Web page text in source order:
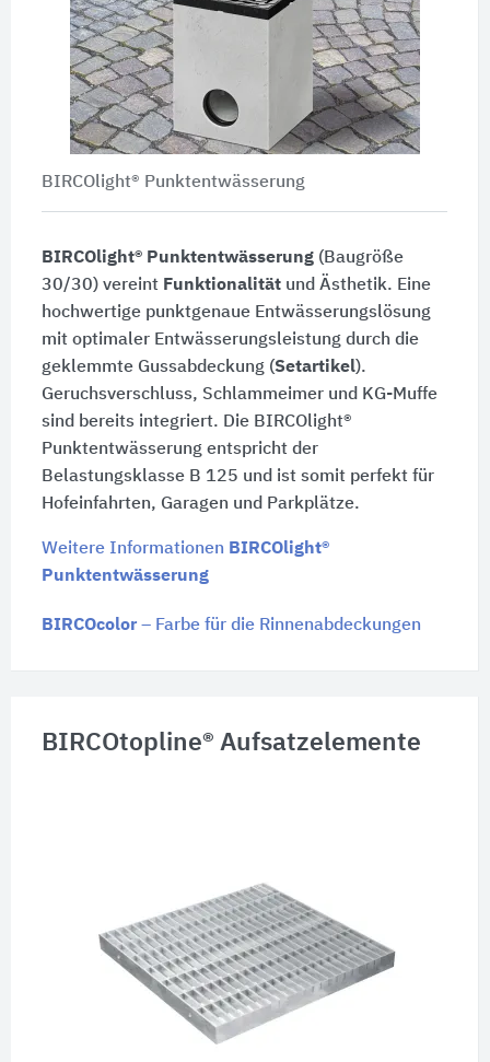
BIRCOlight® Punktentwässerung
BIRCOlight® Punktentwässerung(Baugröße
30/30) vereint Funktionalitätund Ästhetik. Eine
hochwertige punktgenaue Entwässerungslösung
mit optimaler Entwässerungsleistung durch die
geklemmte Gussabdeckung (Setartikel).
Geruchsverschluss, Schlammeimer und KG-Muffe
sind bereits integriert. Die BIRCOlight®
Punktentwässerung entspricht der
Belastungsklasse B 125 und ist somit perfekt für
Hofeinfahrten, Garagen und Parkplätze.
Weitere Informationen BIRCOlight®
Punktentwässerung
BIRCOcolor– Farbe für die Rinnenabdeckungen
BIRCOtopline® Aufsatzelemente